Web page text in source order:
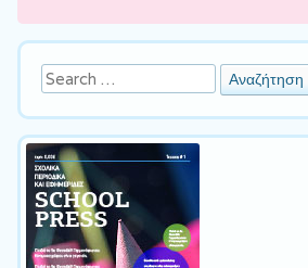
Αναζήτηση